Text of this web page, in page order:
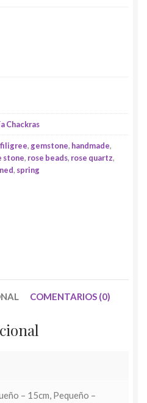
Chackras
filigree, gemstone, handmade,
stone, rose beads, rose quartz,
, spring
COMENTARIOS (0)
– 15cm, Pequeño –